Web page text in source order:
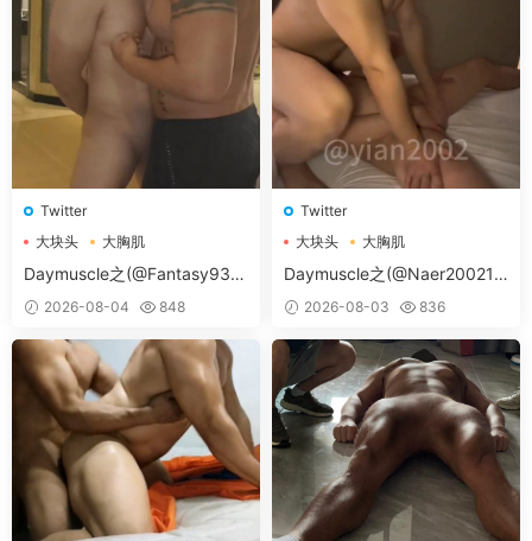
Twitter
大块头
大胸肌
大胸肌肉男
Daymuscle之(@Fantasy938
15579-@孔控Kong）
2026-08-04 848
Twitter
大块头
大胸肌
大胸肌肉男
Daymuscle之(@Naer20021-
@纳尔）
2026-08-03 836